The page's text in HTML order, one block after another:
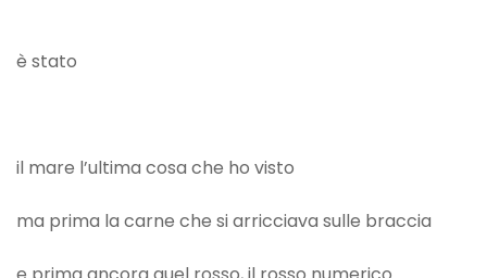
è stato
il mare l’ultima cosa che ho visto
ma prima la carne che si arricciava sulle braccia